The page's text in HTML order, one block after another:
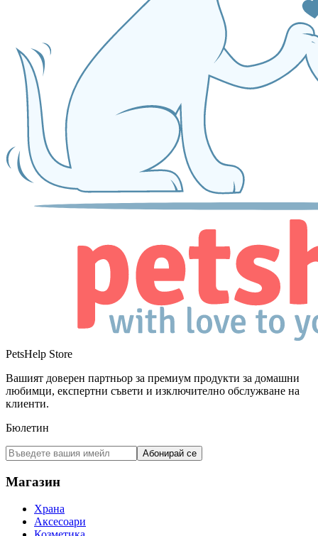
PetsHelp Store
Вашият доверен партньор за премиум продукти за домашни
любимци, експертни съвети и изключително обслужване на
клиенти.
Бюлетин
Абонирай се
Магазин
Храна
Аксесоари